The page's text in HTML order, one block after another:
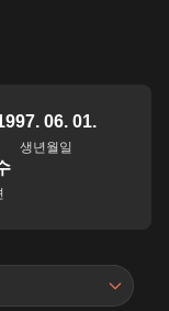
06. 01.
생년월일